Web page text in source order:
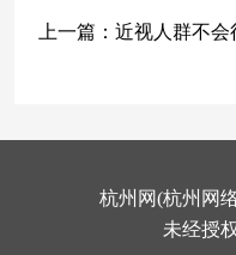
上一篇： 近视人群不
杭州网(杭州网
未经授